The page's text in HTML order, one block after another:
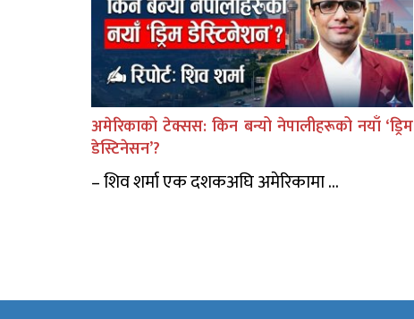
अमेरिकाको टेक्सस: किन बन्यो नेपालीहरूको नयाँ ‘ड्रिम
डेस्टिनेसन’?
– शिव शर्मा एक दशकअघि अमेरिकामा ...